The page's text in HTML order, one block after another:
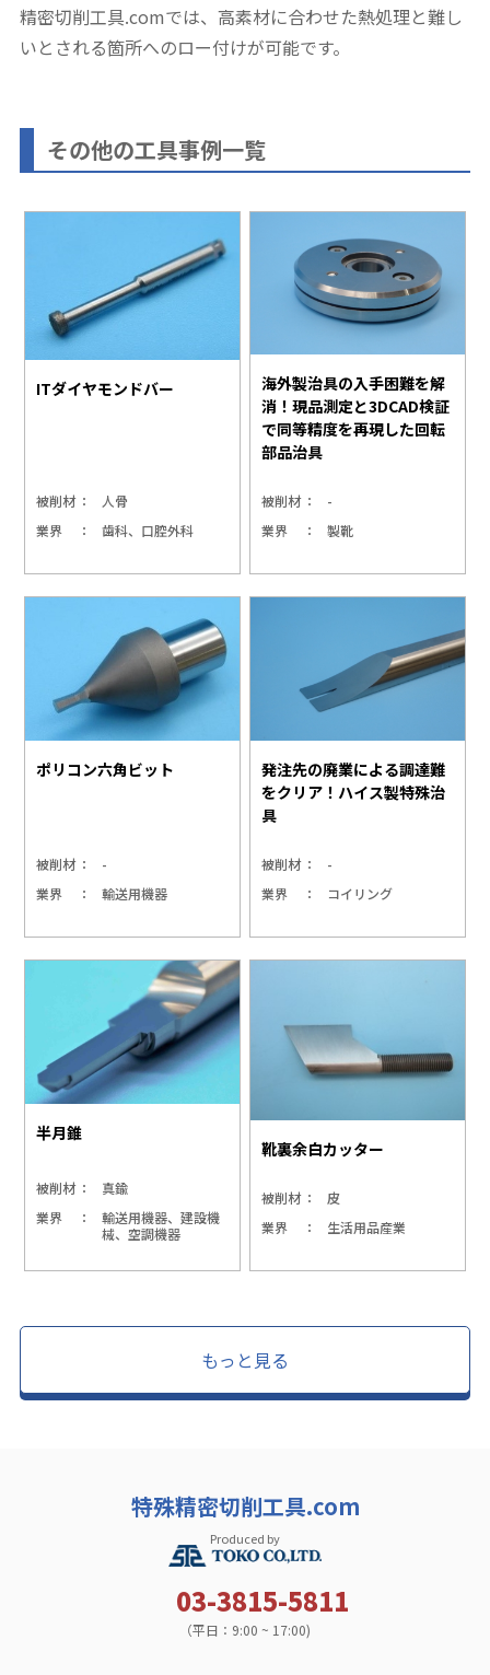
精密切削工具.comでは、高素材に合わせた熱処理と難し
いとされる箇所へのロー付けが可能です。
その他の工具事例一覧
ITダイヤモンドバー
被削材
人骨
業界
歯科、口腔外科
海外製治具の入手困難を解
消！現品測定と3DCAD検証
で同等精度を再現した回転
部品治具
被削材
-
業界
製靴
ポリコン六角ビット
被削材
-
業界
輸送用機器
発注先の廃業による調達難
をクリア！ハイス製特殊治
具
被削材
-
業界
コイリング
半月錐
被削材
真鍮
業界
輸送用機器、建設機
械、空調機器
靴裏余白カッター
被削材
皮
業界
生活用品産業
もっと見る
特殊精密切削工具.com
Produced by
03-3815-5811
（平日：9:00 ~ 17:00)